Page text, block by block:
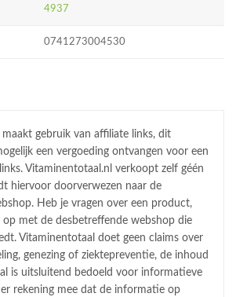
4937
0741273004530
gebruik van affiliate links, dit
een vergoeding ontvangen voor een
Vitaminentotaal.nl verkoopt zelf géén
hiervoor doorverwezen naar de
Heb je vragen over een product,
met de desbetreffende webshop die
Vitaminentotaal doet geen claims over
genezing of ziektepreventie, de inhoud
is uitsluitend bedoeld voor informatieve
rekening mee dat de informatie op